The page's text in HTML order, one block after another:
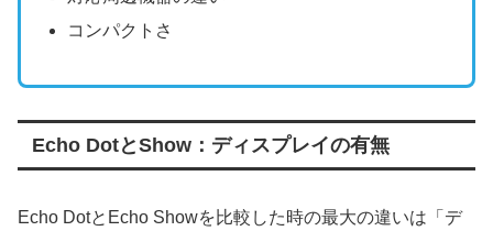
コンパクトさ
Echo DotとShow：ディスプレイの有無
Echo DotとEcho Showを比較した時の最大の違いは「デ